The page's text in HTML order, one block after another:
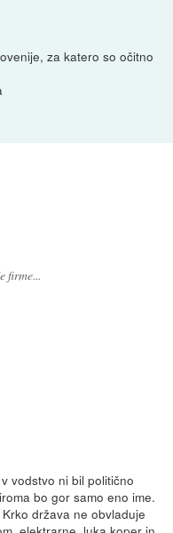
za katero so očitno
firme...
vodstvo ni bil politično
bo gor samo eno ime.
država ne obvladuje